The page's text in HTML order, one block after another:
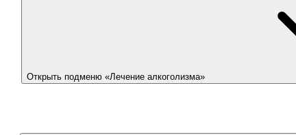
Открыть подменю «Лечение алкоголизма»